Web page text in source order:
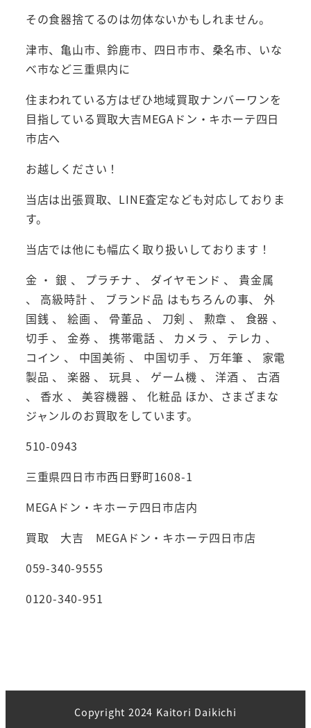
その食器捨てるのは勿体ないかもしれません。
津市、亀山市、鈴鹿市、四日市市、桑名市、いな
べ市など三重県内に
住まわれている方はぜひ地域買取ナンバーワンを
目指している買取大吉MEGAドン・キホーテ四日
市店へ
お越しください！
当店は出張買取、LINE査定なども対応しておりま
す。
当店では他にも幅広く取り扱いしております！
金 ・ 銀 、 プラチナ 、 ダイヤモンド 、 貴金属
、 高級時計 、 ブランド品 はもちろんの事、 外
国銭 、 絵画 、 骨董品 、 刀剣 、 勲章 、 食器 、
切手 、 金券 、 携帯電話 、 カメラ 、 テレカ 、
コイン 、 中国美術 、 中国切手 、 万年筆 、 家電
製品 、 楽器 、 玩具 、 ゲーム機 、 洋酒 、 古酒
、 香水 、 美容機器 、 化粧品 ほか、さまざまな
ジャンルのお買取をしています。
510-0943
三重県四日市市西日野町1608-1
MEGAドン・キホーテ四日市店内
買取 大吉 MEGAドン・キホーテ四日市店
059-340-9555
0120-340-951
Copyright 2024 Kaitori Daikichi